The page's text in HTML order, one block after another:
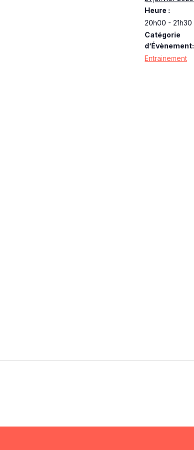
Heure :
20h00 - 21h30
Catégorie
d’Évènement:
Entrainement